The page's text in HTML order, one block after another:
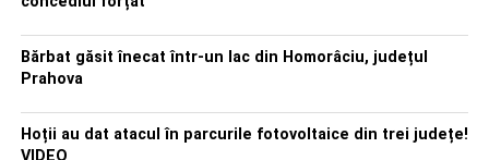
Bărbat găsit înecat într-un lac din Homorâciu, județul
Prahova
Hoții au dat atacul în parcurile fotovoltaice din trei județe!
VIDEO